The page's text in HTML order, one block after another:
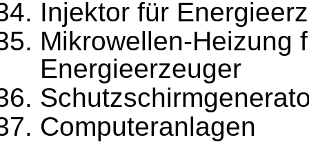
Injektor für
Mikrowellen-Heizung
Energieerzeuger
Computeranlagen